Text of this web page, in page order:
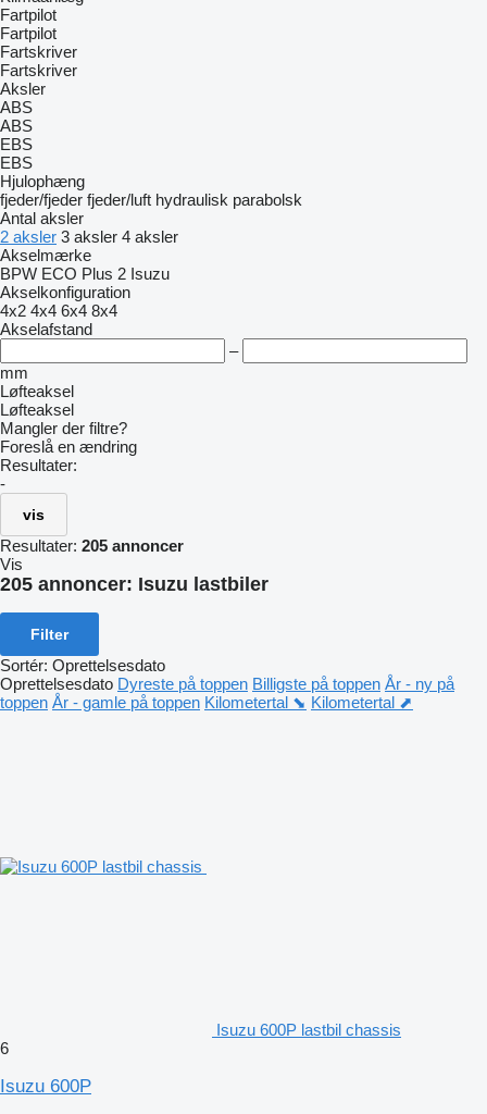
Fartpilot
Fartpilot
Fartskriver
Fartskriver
Aksler
ABS
ABS
EBS
EBS
Hjulophæng
fjeder/fjeder fjeder/luft hydraulisk parabolsk
Antal aksler
2 aksler 3 aksler 4 aksler
Akselmærke
BPW ECO Plus 2 Isuzu
Akselkonfiguration
4x2 4x4 6x4 8x4
Akselafstand
–
mm
Løfteaksel
Løfteaksel
Mangler der filtre?
Foreslå en ændring
Resultater:
-
vis
Resultater: 205 annoncer
Vis
205 annoncer: Isuzu lastbiler
Filter
Sortér: Oprettelsesdato
Oprettelsesdato Dyreste på toppen Billigste på toppen År - ny på
toppen År - gamle på toppen Kilometertal ⬊ Kilometertal ⬈
Isuzu 600P lastbil chassis
6
Isuzu 600P